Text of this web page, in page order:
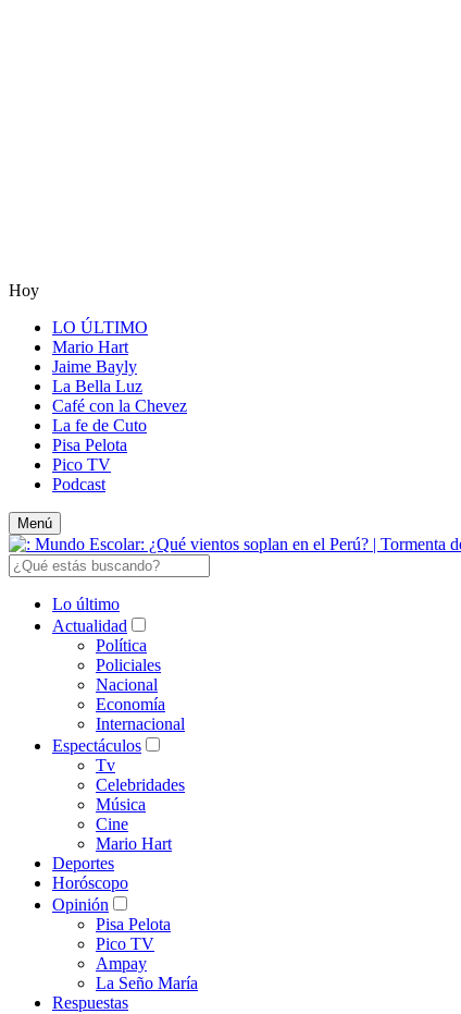
Hoy
LO ÚLTIMO
Mario Hart
Jaime Bayly
La Bella Luz
Café con la Chevez
La fe de Cuto
Pisa Pelota
Pico TV
Podcast
Menú
Lo último
Actualidad
Política
Policiales
Nacional
Economía
Internacional
Espectáculos
Tv
Celebridades
Música
Cine
Mario Hart
Deportes
Horóscopo
Opinión
Pisa Pelota
Pico TV
Ampay
La Seño María
Respuestas